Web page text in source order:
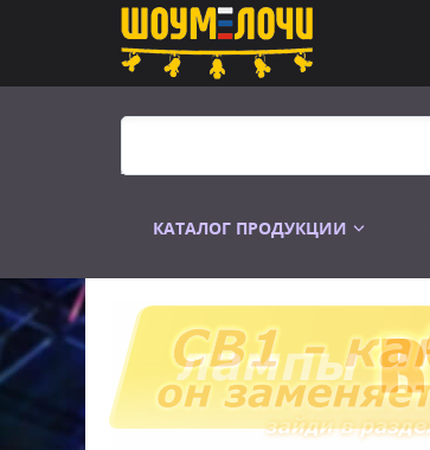
КАТАЛОГ ПРОДУКЦИИ
Распродажа